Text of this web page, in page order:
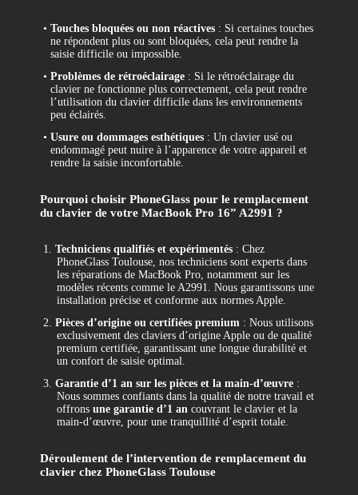
• Touches bloquées ou non réactives : Si certaines touches
ne répondent plus ou sont bloquées, cela peut rendre la
saisie difficile ou impossible.
• Problèmes de rétroéclairage : Si le rétroéclairage du
clavier ne fonctionne plus correctement, cela peut rendre
l’utilisation du clavier difficile dans les environnements
peu éclairés.
• Usure ou dommages esthétiques : Un clavier usé ou
endommagé peut nuire à l’apparence de votre appareil et
rendre la saisie inconfortable.
Pourquoi choisir PhoneGlass pour le remplacement
du clavier de votre MacBook Pro 16” A2991 ?
1. Techniciens qualifiés et expérimentés : Chez
PhoneGlass Toulouse, nos techniciens sont experts dans
les réparations de MacBook Pro, notamment sur les
modèles récents comme le A2991. Nous garantissons une
installation précise et conforme aux normes Apple.
2. Pièces d’origine ou certifiées premium : Nous utilisons
exclusivement des claviers d’origine Apple ou de qualité
premium certifiée, garantissant une longue durabilité et
un confort de saisie optimal.
3. Garantie d’1 an sur les pièces et la main-d’œuvre :
Nous sommes confiants dans la qualité de notre travail et
offrons une garantie d’1 an couvrant le clavier et la
main-d’œuvre, pour une tranquillité d’esprit totale.
Déroulement de l’intervention de remplacement du
clavier chez PhoneGlass Toulouse